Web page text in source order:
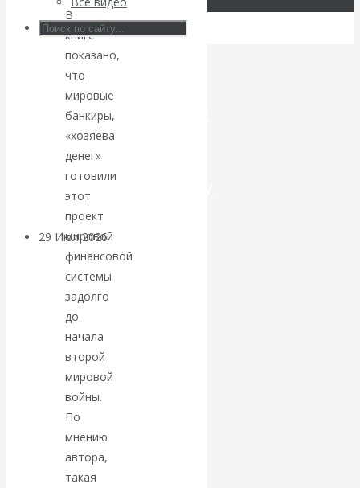
Искусственный
интеллект —
революционный
переход к
посткапитализму
29 Июл 2026Мировая
финансовая олигархия
Валентин
Катасонов.
«Мировые
ростовщики»:
вчера и сегодня
В
книге
показано,
что
мировые
банкиры,
«хозяева
денег»
готовили
этот
проект
мировой
финансовой
системы
задолго
до
начала
второй
мировой
войны.
По
мнению
автора,
такая